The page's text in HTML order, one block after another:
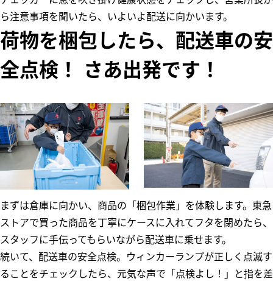
ら注意事項を聞いたら、いよいよ配送に向かいます。
荷物を梱包したら、配送車の安
全点検！ さあ出発です！
まずは倉庫に向かい、商品の「梱包作業」を体験します。東急
ストアで買った商品を丁寧にケースに入れてフタを閉めたら、
スタッフに手伝ってもらいながら配送車に乗せます。
続いて、配送車の安全点検。ウィンカーランプが正しく点滅す
ることをチェックしたら、元気な声で「点検よし！」と指を差